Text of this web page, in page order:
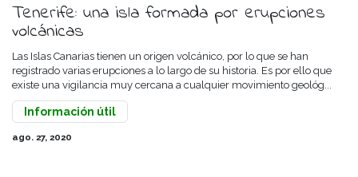
Tenerife: una isla formada por erupciones
volcánicas
Las Islas Canarias tienen un origen volcánico, por lo que se han
registrado varias erupciones a lo largo de su historia. Es por ello que
existe una vigilancia muy cercana a cualquier movimiento geológ...
Información útil
ago. 27, 2020